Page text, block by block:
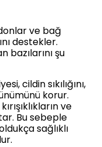
ve bağ
destekler.
bazılarını şu
cildin sıkılığını,
korur.
ve
Bu sebeple
sağlıklı